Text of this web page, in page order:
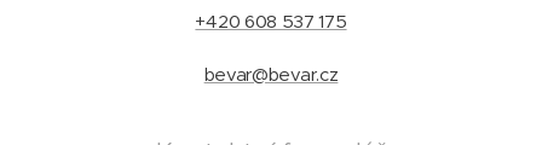
+420 608 537 175
bevar@bevar.cz